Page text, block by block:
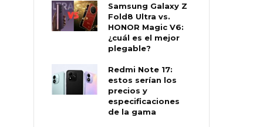
Samsung Galaxy Z
Fold8 Ultra vs.
HONOR Magic V6:
¿cuál es el mejor
plegable?
Redmi Note 17:
estos serían los
precios y
especificaciones
de la gama